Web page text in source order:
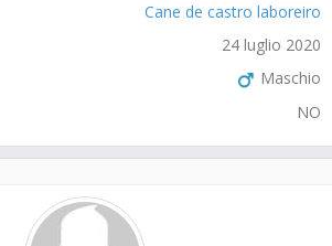
Cane de castro laboreiro
24 luglio 2020
Maschio
NO